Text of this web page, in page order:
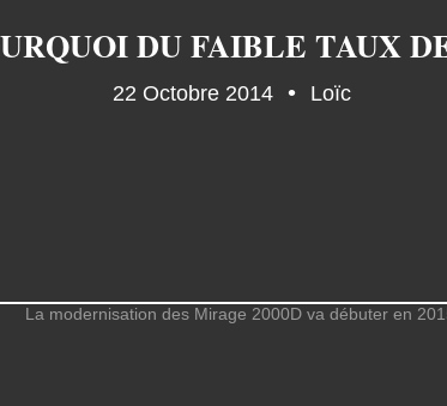
DU FAIBLE TAUX
22 Octobre 2014 Loïc